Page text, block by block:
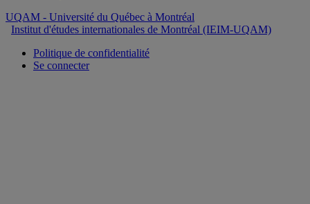
UQAM - Université du Québec à Montréal
Institut d'études internationales de Montréal (IEIM-UQAM)
Politique de confidentialité
Se connecter